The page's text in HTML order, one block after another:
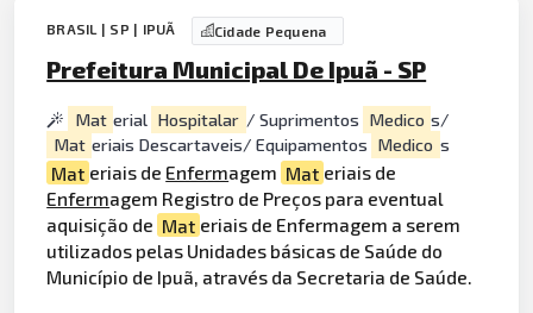
BRASIL | SP | IPUÃ Cidade Pequena
Prefeitura Municipal De Ipuã - SP
Mat erial Hospitalar / Suprimentos Medico s/
Mat eriais Descartaveis/ Equipamentos Medico s
Mat eriais de Enfermagem Mat eriais de
Enfermagem Registro de Preços para eventual
aquisição de Mat eriais de Enfermagem a serem
utilizados pelas Unidades básicas de Saúde do
Município de Ipuã, através da Secretaria de Saúde.